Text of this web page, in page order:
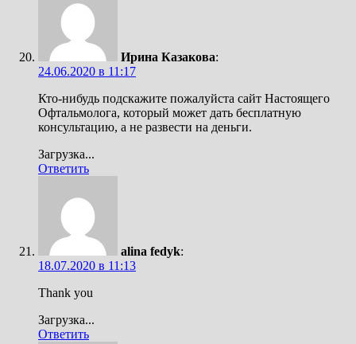
Ирина Казакова:
24.06.2020 в 11:17
Кто-нибудь подскажите пожалуйста сайт Настоящего
Офтальмолога, который может дать бесплатную
консультацию, а не развести на деньги.
Загрузка...
Ответить
alina fedyk:
18.07.2020 в 11:13
Thank you
Загрузка...
Ответить